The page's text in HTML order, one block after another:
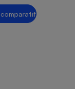
comparatif